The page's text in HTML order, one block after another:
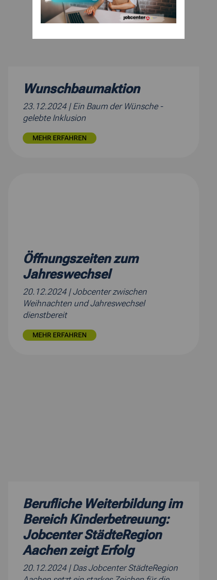
Wunschbaumaktion
23.12.2024 | Ein Baum der Wünsche -
gelebte Inklusion
MEHR ERFAHREN
Öffnungszeiten zum
Jahreswechsel
20.12.2024 | Jobcenter zwischen
Weihnachten und Jahreswechsel
dienstbereit
MEHR ERFAHREN
Berufliche Weiterbildung im
Bereich Kinderbetreuung:
Jobcenter StädteRegion
Aachen zeigt Erfolg
20.12.2024 | Das Jobcenter StädteRegion